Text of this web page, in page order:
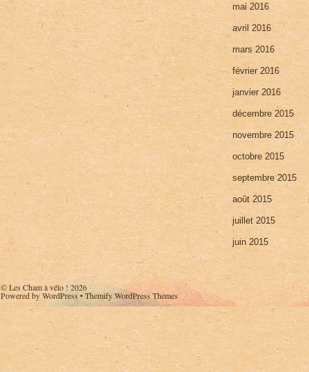
mai 2016
avril 2016
mars 2016
février 2016
janvier 2016
décembre 2015
novembre 2015
octobre 2015
septembre 2015
août 2015
juillet 2015
juin 2015
©Les Cham à vélo !2026
Powered byWordPress•Themify WordPress Themes